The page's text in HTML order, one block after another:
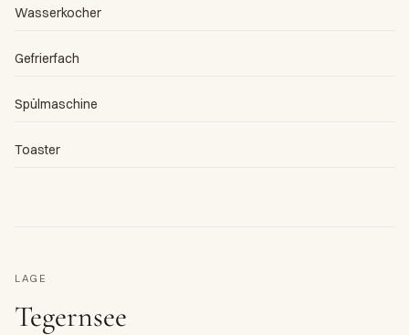
Wasserkocher
Gefrierfach
Spülmaschine
Toaster
LAGE
Tegernsee